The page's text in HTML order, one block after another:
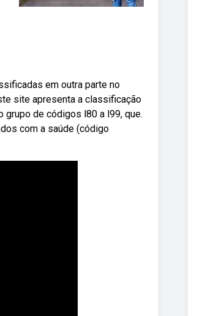
em outra parte no
site apresenta a classificação
grupo de códigos l80 a l99, que.
com a saúde (código